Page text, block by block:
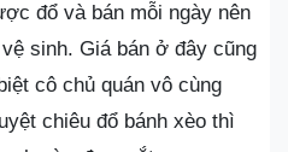
đổ và bán mỗi ngày nên
sinh. Giá bán ở đây cũng
cô chủ quán vô cùng
chiêu đổ bánh xèo thì